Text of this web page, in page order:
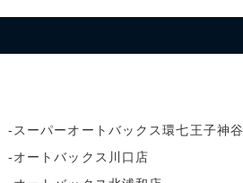
スーパーオートバックス環七王子神谷
オートバックス川口店